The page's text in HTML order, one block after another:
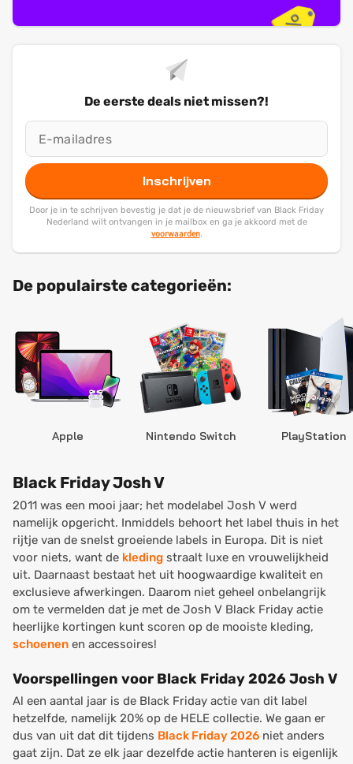
De eerste deals niet missen?!
Inschrijven
Door je in te schrijven bevestig je dat je de nieuwsbrief van Black Friday
Nederland wilt ontvangen in je mailbox en ga je akkoord met de
voorwaarden.
De populairste categorieën:
Apple Nintendo Switch PlayStation
Black Friday Josh V
2011 was een mooi jaar; het modelabel Josh V werd
namelijk opgericht. Inmiddels behoort het label thuis in het
rijtje van de snelst groeiende labels in Europa. Dit is niet
voor niets, want de kleding straalt luxe en vrouwelijkheid
uit. Daarnaast bestaat het uit hoogwaardige kwaliteit en
exclusieve afwerkingen. Daarom niet geheel onbelangrijk
om te vermelden dat je met de Josh V Black Friday actie
heerlijke kortingen kunt scoren op de mooiste kleding,
schoenen en accessoires!
Voorspellingen voor Black Friday 2026 Josh V
Al een aantal jaar is de Black Friday actie van dit label
hetzelfde, namelijk 20% op de HELE collectie. We gaan er
dus van uit dat dit tijdens Black Friday 2026 niet anders
gaat zijn. Dat ze elk jaar dezelfde actie hanteren is eigenlijk